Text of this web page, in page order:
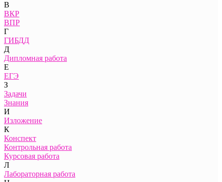
В
ВКР
ВПР
Г
ГИБДД
Д
Дипломная работа
Е
ЕГЭ
З
Задачи
Знания
И
Изложение
К
Конспект
Контрольная работа
Курсовая работа
Л
Лабораторная работа